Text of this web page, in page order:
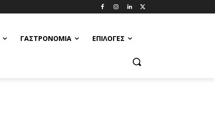
ΓΑΣΤΡΟΝΟΜΊΑ ΕΠΙΛΟΓΈΣ